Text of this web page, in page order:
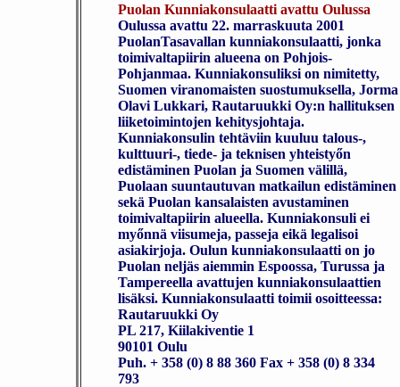
Puolan Kunniakonsulaatti avattu Oulussa
Oulussa avattu 22. marraskuuta 2001
PuolanTasavallan kunniakonsulaatti, jonka
toimivaltapiirin alueena on Pohjois-
Pohjanmaa. Kunniakonsuliksi on nimitetty,
Suomen viranomaisten suostumuksella, Jorma
Olavi Lukkari, Rautaruukki Oy:n hallituksen
liiketoimintojen kehitysjohtaja.
Kunniakonsulin tehtäviin kuuluu talous-,
kulttuuri-, tiede- ja teknisen yhteistyőn
edistäminen Puolan ja Suomen välillä,
Puolaan suuntautuvan matkailun edistäminen
sekä Puolan kansalaisten avustaminen
toimivaltapiirin alueella. Kunniakonsuli ei
myőnnä viisumeja, passeja eikä legalisoi
asiakirjoja. Oulun kunniakonsulaatti on jo
Puolan neljäs aiemmin Espoossa, Turussa ja
Tampereella avattujen kunniakonsulaattien
lisäksi. Kunniakonsulaatti toimii osoitteessa:
Rautaruukki Oy
PL 217, Kiilakiventie 1
90101 Oulu
Puh. + 358 (0) 8 88 360 Fax + 358 (0) 8 334
793